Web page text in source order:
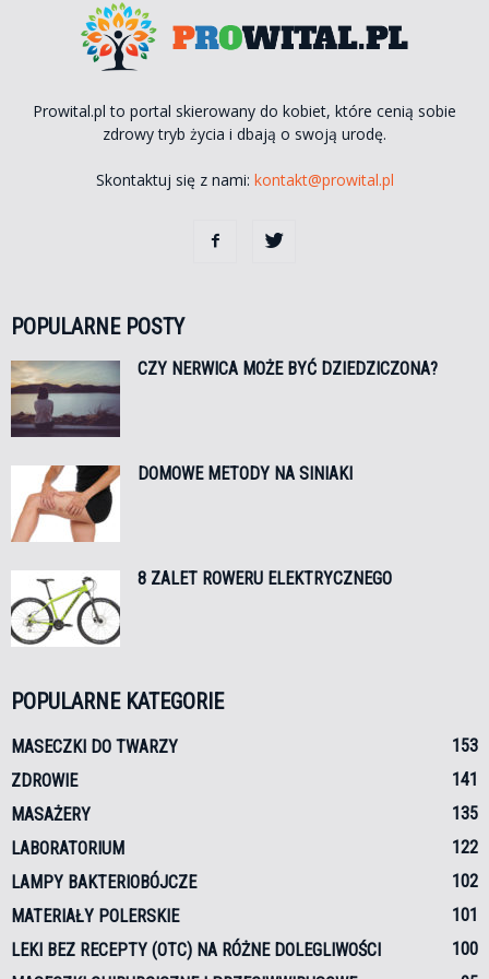
Prowital.pl to portal skierowany do kobiet, które cenią sobie
zdrowy tryb życia i dbają o swoją urodę.
Skontaktuj się z nami: kontakt@prowital.pl
POPULARNE POSTY
CZY NERWICA MOŻE BYĆ DZIEDZICZONA?
DOMOWE METODY NA SINIAKI
8 ZALET ROWERU ELEKTRYCZNEGO
POPULARNE KATEGORIE
MASECZKI DO TWARZY
153
ZDROWIE
141
MASAŻERY
135
LABORATORIUM
122
LAMPY BAKTERIOBÓJCZE
102
MATERIAŁY POLERSKIE
101
LEKI BEZ RECEPTY (OTC) NA RÓŻNE DOLEGLIWOŚCI
100